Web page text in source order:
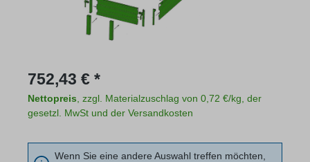
Regulärer Preis:
752,43 € *
Nettopreis , zzgl. Materialzuschlag von 0,72 €/kg, der
gesetzl. MwSt und der Versandkosten
Wenn Sie eine andere Auswahl treffen möchten,